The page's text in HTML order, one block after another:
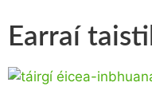
Earraí